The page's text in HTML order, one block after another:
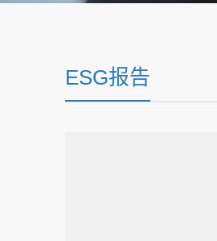
ESG报告